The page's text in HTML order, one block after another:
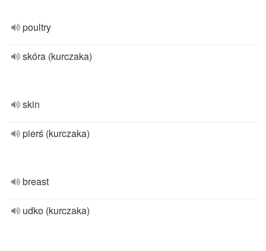
poultry
skóra (kurczaka)
skin
pierś (kurczaka)
breast
udko (kurczaka)